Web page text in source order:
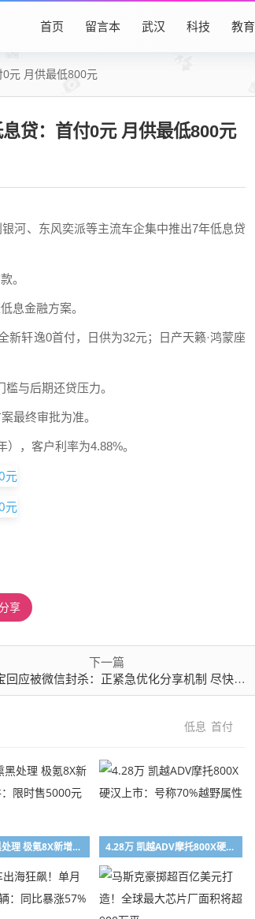
首页 留言本 武汉 科技 教育
元 月供最低800元
贷：首付0元 月供最低800元
河、东风奕派等主流车企集中推出7年低息贷
。
息金融方案。
新轩逸0首付，日供为32元；日产天籁·鸿蒙座
与后期还贷压力。
最终审批为准。
，客户利率为4.88%。
享
下一篇
应被微信封杀：正紧急优化分享机制 尽快上线
低息 首付
20多处熏黑处理 极氪8X新增曜夜套件：限时售5000元 4.28万 凯越ADV摩托800X硬汉上市：号称70%越野属性